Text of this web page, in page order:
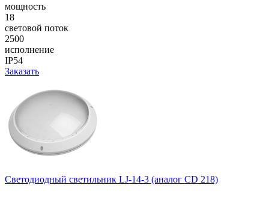
мощность
18
световой поток
2500
исполнение
IP54
Заказать
Светодиодный светильник LJ-14-3 (аналог CD 218)